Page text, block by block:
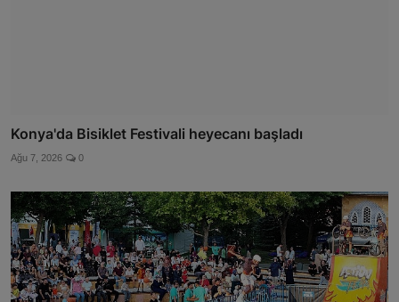
Konya'da Bisiklet Festivali heyecanı başladı
Ağu 7, 2026 0